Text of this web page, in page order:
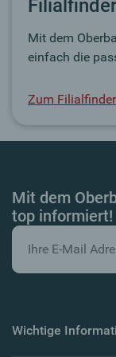
Filialfinder
Mit dem
einfach die
Zum Filialfinder
Mit dem
top informiert!
Wichtige